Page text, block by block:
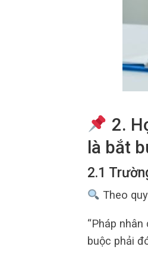
2.
là bắt
2.1
Theo
“Pháp
buộc phải